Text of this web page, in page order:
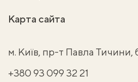
Карта сайта
м. Київ, пр-т Павла Тичини,
+380 93 099 32 21